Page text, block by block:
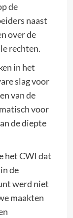
de
naast
over de
rechten.
in het
slag voor
van de
voor
de diepte
het CWI dat
de
werd niet
maakten